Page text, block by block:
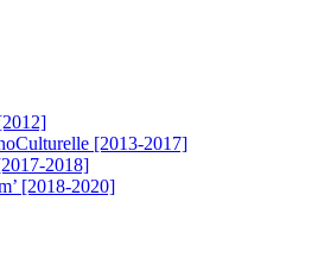
[2013-2017]
2018]
[2018-2020]